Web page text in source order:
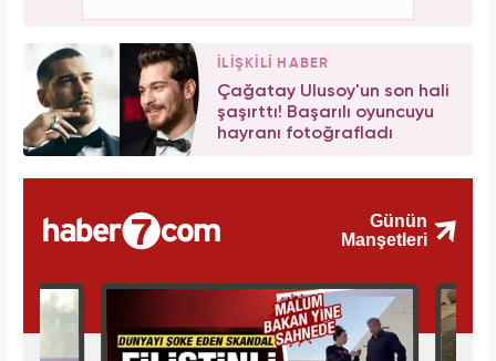
İLİŞKİLİ HABER
Çağatay Ulusoy'un son hali
şaşırttı! Başarılı oyuncuyu
hayranı fotoğrafladı